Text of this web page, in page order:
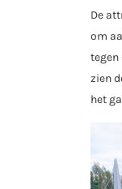
De
om
tegen
zien
het